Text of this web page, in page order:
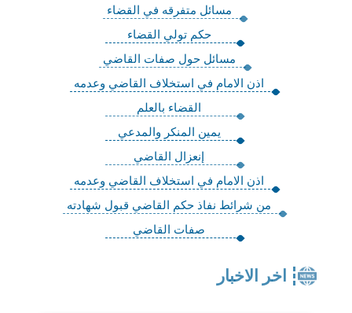
مسائل متفرقه في القضاء
حكم تولي القضاء
مسائل حول صفات القاضي
اذن الامام في استخلاف القاضي وعدمه
القضاء بالعلم
يمين المنكر والمدعي
إنعزال القاضي
اذن الامام في استخلاف القاضي وعدمه
من شرائط نفاذ حكم القاضي قبول شهادته
صفات القاضي
اخر الاخبار